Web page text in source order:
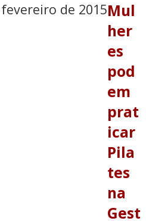
de 2015Mul
her
es
pod
em
prat
icar
Pila
tes
na
Gest